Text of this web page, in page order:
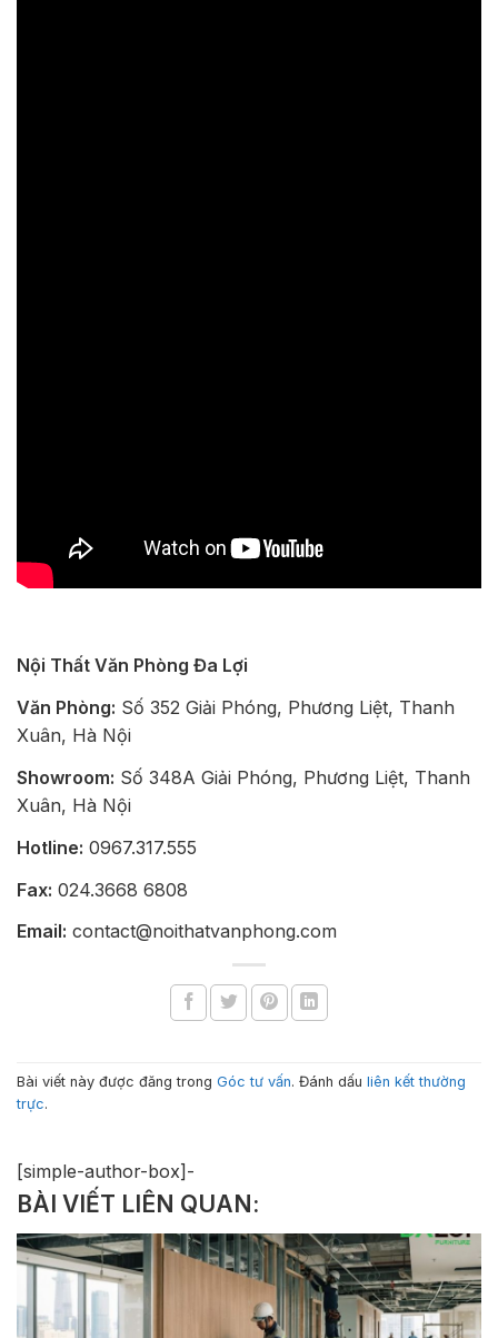
Nội Thất Văn Phòng Đa Lợi
Văn Phòng: Số 352 Giải Phóng, Phương Liệt, Thanh
Xuân, Hà Nội
Showroom: Số 348A Giải Phóng, Phương Liệt, Thanh
Xuân, Hà Nội
Hotline: 0967.317.555
Fax: 024.3668 6808
Email: contact@noithatvanphong.com
Bài viết này được đăng trong Góc tư vấn. Đánh dấu liên kết thường
trực.
[simple-author-box]-
BÀI VIẾT LIÊN QUAN: